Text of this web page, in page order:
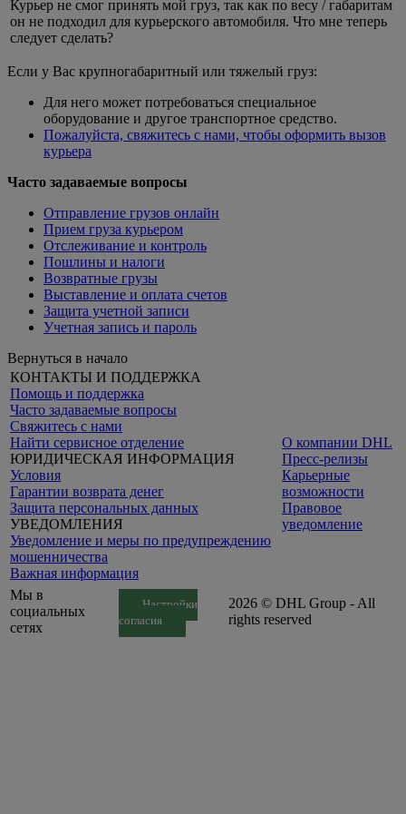
Курьер не смог принять мой груз, так как по весу / габаритам
он не подходил для курьерского автомобиля. Что мне теперь
следует сделать?
Если у Вас крупногабаритный или тяжелый груз:
Для него может потребоваться специальное
оборудование и другое транспортное средство.
Пожалуйста, свяжитесь с нами, чтобы оформить вызов
курьера
Часто задаваемые вопросы
Отправление грузов онлайн
Прием груза курьером
Отслеживание и контроль
Пошлины и налоги
Возвратные грузы
Выставление и оплата счетов
Защита учетной записи
Учетная запись и пароль
Вернуться в начало
КОНТАКТЫ И ПОДДЕРЖКА
Помощь и поддержка
Часто задаваемые вопросы
Свяжитесь с нами
Найти сервисное отделение
ЮРИДИЧЕСКАЯ ИНФОРМАЦИЯ
Условия
Гарантии возврата денег
Защита персональных данных
УВЕДОМЛЕНИЯ
Уведомление и меры по предупреждению
мошенничества
Важная информация
О компании DHL
Пресс-релизы
Карьерные
возможности
Правовое
уведомление
Мы в
социальных
сетях
Настройки
согласия
2026 © DHL Group - All
rights reserved